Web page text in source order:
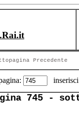
Precedente
745 -